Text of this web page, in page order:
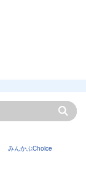
みんかぶChoice